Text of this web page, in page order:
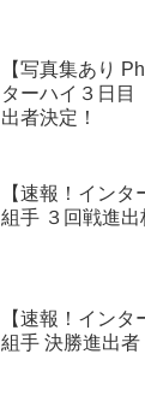
【写真集あり
ターハイ３日
出者決定！
【速報！イン
組手 ３回戦進出
【速報！イン
組手 決勝進出者